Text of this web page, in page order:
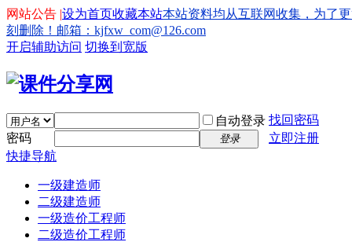
设为首页收藏本站
网站公告 |
本站资料均从互联网收集，为了
刻删除！邮箱：kjfxw_com@126.com
开启辅助访问 切换到宽版
自动登录 找回密码
密码
登录
立即注册
快捷导航
一级建造师
二级建造师
一级造价工程师
二级造价工程师